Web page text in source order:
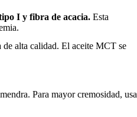
I y fibra de acacia. Esta
de alta calidad. El aceite MCT se
Para mayor cremosidad, usa